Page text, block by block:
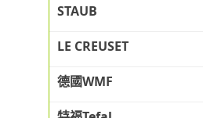
STAUB
LE CREUSET
德國WMF